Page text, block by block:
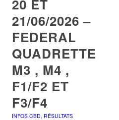
20 ET
21/06/2026 –
FEDERAL
QUADRETTE
M3 , M4 ,
F1/F2 ET
F3/F4
INFOS CBD, RÉSULTATS